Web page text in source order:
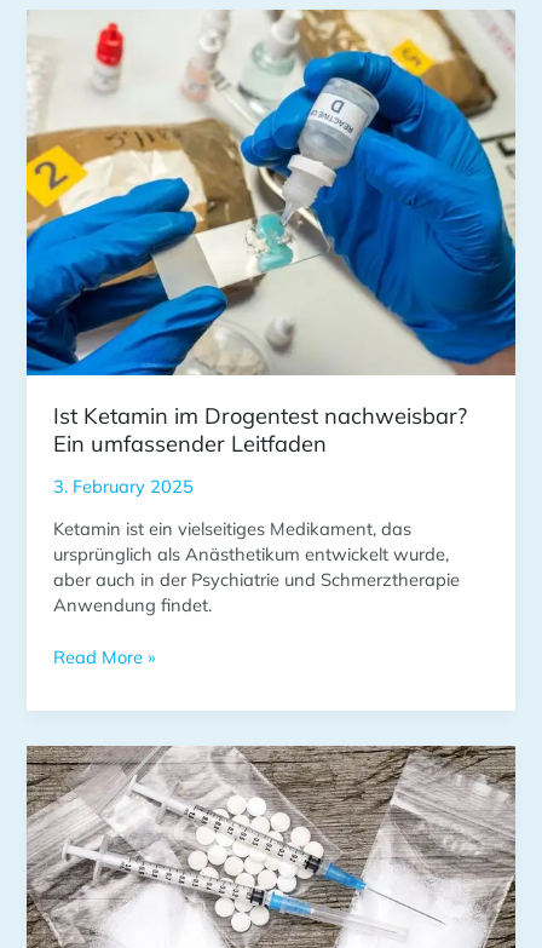
Ist Ketamin im Drogentest nachweisbar?
Ein umfassender Leitfaden
3. February 2025
Ketamin ist ein vielseitiges Medikament, das
ursprünglich als Anästhetikum entwickelt wurde,
aber auch in der Psychiatrie und Schmerztherapie
Anwendung findet.
Ketamin
Drogentest
nachweisbar?
Ein
umfassender
Leitfaden
Read More »
Ist
Ketamin
in
Deutschland
zugelassen?
Ein
umfassender
Leitfaden